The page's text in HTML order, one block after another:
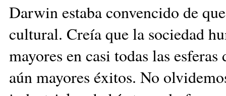
Darwin estaba convencido de
cultural. Creía que la sociedad
mayores en casi todas las
aún mayores éxitos. No